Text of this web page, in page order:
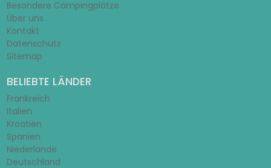
Besondere Campingplätze
Über uns
Kontakt
Datenschutz
Sitemap
BELIEBTE LÄNDER
Frankreich
Italien
Kroatien
Spanien
Niederlande
Deutschland